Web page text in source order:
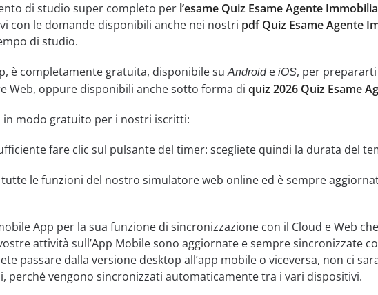
di studio super completo per l’esame Quiz Esame Agente
con le domande disponibili anche nei nostri pdf Quiz Esame Agente
di studio.
è completamente gratuita, disponibile suAndroide iOS, per
Web, oppure disponibili anche sotto forma di quiz 2026 Quiz Esame
in modo gratuito per i nostri iscritti:
fare clic sul pulsante del timer: scegliete quindi la durata del
tutte le funzioni del nostro simulatore web online ed è sempre
App per la sua funzione di sincronizzazione con il Cloud e Web
attività sull’App Mobile sono aggiornate e sempre sincronizzate
passare dalla versione desktop all’app mobile o viceversa, non ci
perché vengono sincronizzati automaticamente tra i vari dispositivi.